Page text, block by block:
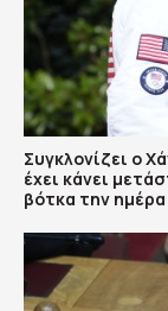
Συγκλονίζει ο
έχει κάνει
βότκα την